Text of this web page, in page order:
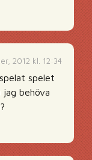
2012 kl. 12:34
spelet
jag behöva